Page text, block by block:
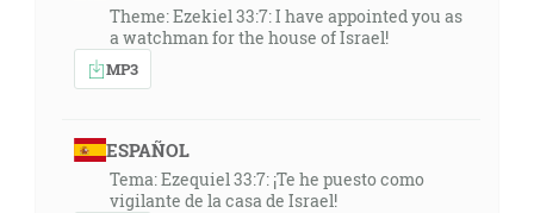
Theme: Ezekiel 33:7: I have appointed you as
a watchman for the house of Israel!
MP3
ESPAÑOL
Tema: Ezequiel 33:7: ¡Te he puesto como
vigilante de la casa de Israel!